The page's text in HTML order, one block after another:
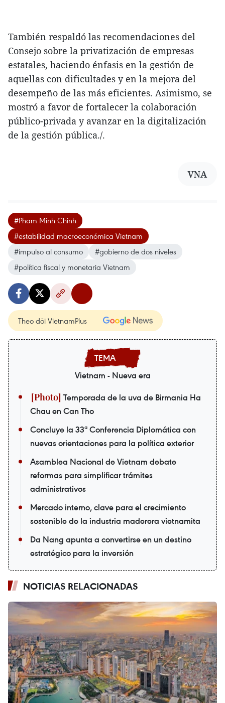
También respaldó las recomendaciones del
Consejo sobre la privatización de empresas
estatales, haciendo énfasis en la gestión de
aquellas con dificultades y en la mejora del
desempeño de las más eficientes. Asimismo, se
mostró a favor de fortalecer la colaboración
público-privada y avanzar en la digitalización
de la gestión pública./.
VNA
#Pham Minh Chinh
#estabilidad macroeconómica Vietnam
#impulso al consumo
#gobierno de dos niveles
#política fiscal y monetaria Vietnam
Theo dõi VietnamPlus
Vietnam - Nueva era
Temporada de la uva de Birmania Ha
Chau en Can Tho
Concluye la 33ª Conferencia Diplomática con
nuevas orientaciones para la política exterior
Asamblea Nacional de Vietnam debate
reformas para simplificar trámites
administrativos
Mercado interno, clave para el crecimiento
sostenible de la industria maderera vietnamita
Da Nang apunta a convertirse en un destino
estratégico para la inversión
NOTICIAS RELACIONADAS